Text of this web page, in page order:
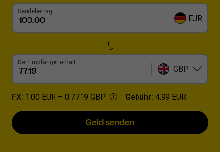
Sendebetrag
EUR
Der Empfänger erhält
GBP
FX: 1.00 EUR – 0.7719 GBP Gebühr: 4.99 EUR
Geld senden